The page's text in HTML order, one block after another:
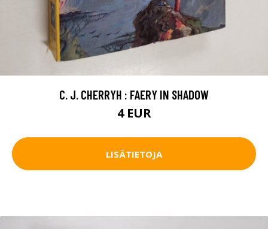
C. J. CHERRYH : FAERY IN SHADOW
4 EUR
LISÄTIETOJA